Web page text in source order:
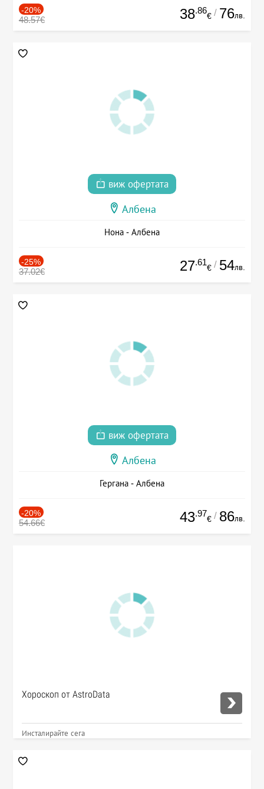
-20%
48.57€ 38.86
€ / 76лв.
виж офертата
Албена
Нона - Албена
-25%
37.02€ 27.61
€ / 54лв.
виж офертата
Албена
Гергана - Албена
-20%
54.66€ 43.97
€ / 86лв.
Хороскоп от AstroData
Инсталирайте сега